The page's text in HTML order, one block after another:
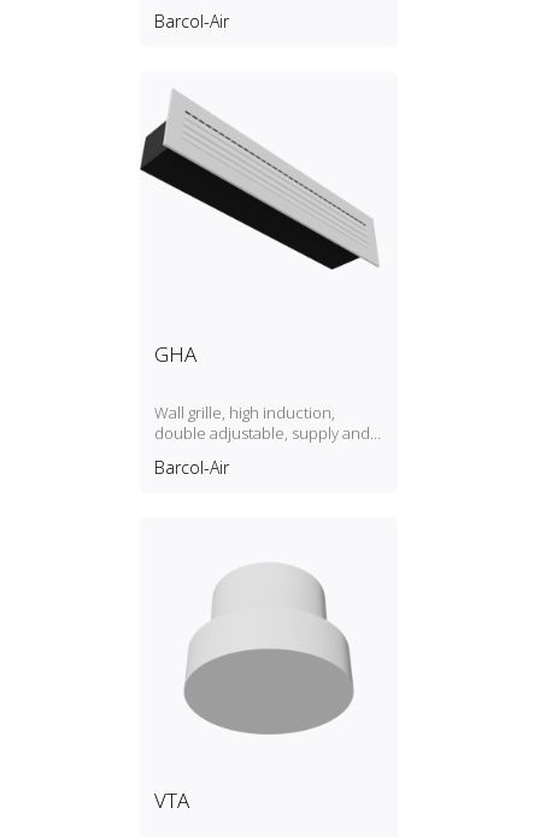
Barcol-Air
GHA
Wall grille, high induction,
double adjustable, supply and
Barcol-Air
VTA